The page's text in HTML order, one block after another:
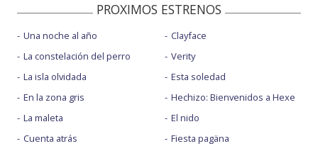
PROXIMOS ESTRENOS
Una noche al año
La constelación del perro
La isla olvidada
En la zona gris
La maleta
Cuenta atrás
Clayface
Verity
Esta soledad
Hechizo: Bienvenidos a Hexe
El nido
Fiesta pagäna